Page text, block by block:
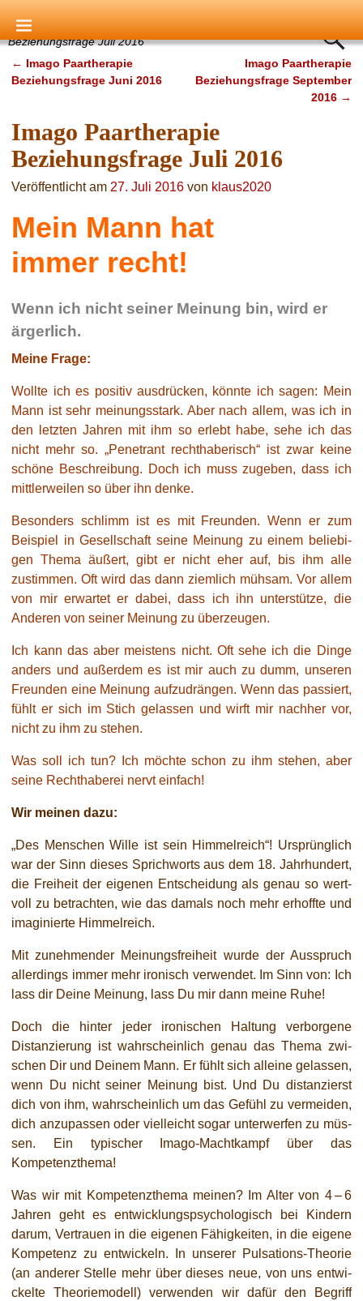
Startseite
Beziehungsfrage Juli 2016
Artikelnavigation
← Imago Paartherapie
Beziehungsfrage Juni 2016
Imago Paartherapie
Beziehungsfrage September
2016 →
Imago Paartherapie
Beziehungsfrage Juli 2016
Veröffentlicht am 27. Juli 2016 von klaus2020
Mein Mann hat
immer recht!
Wenn ich nicht seiner Meinung bin, wird er
ärgerlich.
Meine Frage:
Wollte ich es posi­tiv aus­drü­cken, könn­te ich sagen: Mein
Mann ist sehr mei­nungs­stark. Aber nach allem, was ich in
den letz­ten Jahren mit ihm so erlebt habe, sehe ich das
nicht mehr so. „Penetrant recht­ha­be­risch“ ist zwar kei­ne
schö­ne Beschreibung. Doch ich muss zuge­ben, dass ich
mitt­ler­wei­len so über ihn denke.
Besonders schlimm ist es mit Freunden. Wenn er zum
Beispiel in Gesellschaft sei­ne Meinung zu einem belie­bi­
gen Thema äußert, gibt er nicht eher auf, bis ihm alle
zustim­men. Oft wird das dann ziem­lich müh­sam. Vor allem
von mir erwar­tet er dabei, dass ich ihn unter­stüt­ze, die
Anderen von sei­ner Meinung zu überzeugen.
Ich kann das aber meis­tens nicht. Oft sehe ich die Dinge
anders und außer­dem es ist mir auch zu dumm, unse­ren
Freunden eine Meinung auf­zu­drän­gen. Wenn das pas­siert,
fühlt er sich im Stich gelas­sen und wirft mir nach­her vor,
nicht zu ihm zu stehen.
Was soll ich tun? Ich möch­te schon zu ihm ste­hen, aber
sei­ne Rechthaberei nervt einfach!
Wir mei­nen dazu:
„Des Menschen Wille ist sein Himmelreich“! Ursprünglich
war der Sinn die­ses Sprichworts aus dem 18. Jahrhundert,
die Freiheit der eige­nen Entscheidung als genau so wert­
voll zu betrach­ten, wie das damals noch mehr erhoff­te und
ima­gi­nier­te Himmelreich.
Mit zuneh­men­der Meinungsfreiheit wur­de der Ausspruch
aller­dings immer mehr iro­nisch ver­wen­det. Im Sinn von: Ich
lass dir Deine Meinung, lass Du mir dann mei­ne Ruhe!
Doch die hin­ter jeder iro­ni­schen Haltung ver­bor­ge­ne
Distanzierung ist wahr­schein­lich genau das Thema zwi­
schen Dir und Deinem Mann. Er fühlt sich allei­ne gelas­sen,
wenn Du nicht sei­ner Meinung bist. Und Du distan­zierst
dich von ihm, wahr­schein­lich um das Gefühl zu ver­mei­den,
dich anzu­pas­sen oder viel­leicht sogar unter­wer­fen zu müs­
sen. Ein typi­scher Imago-Machtkampf über das
Kompetenzthema!
Was wir mit Kompetenzthema mei­nen? Im Alter von 4 – 6
Jahren geht es ent­wick­lungs­psy­cho­lo­gisch bei Kindern
dar­um, Vertrauen in die eige­nen Fähigkeiten, in die eige­ne
Kompetenz zu ent­wi­ckeln. In unse­rer Pulsations-Theorie
(an ande­rer Stelle mehr über die­ses neue, von uns ent­wi­
ckel­te Theoriemodell) ver­wen­den wir dafür den Begriff